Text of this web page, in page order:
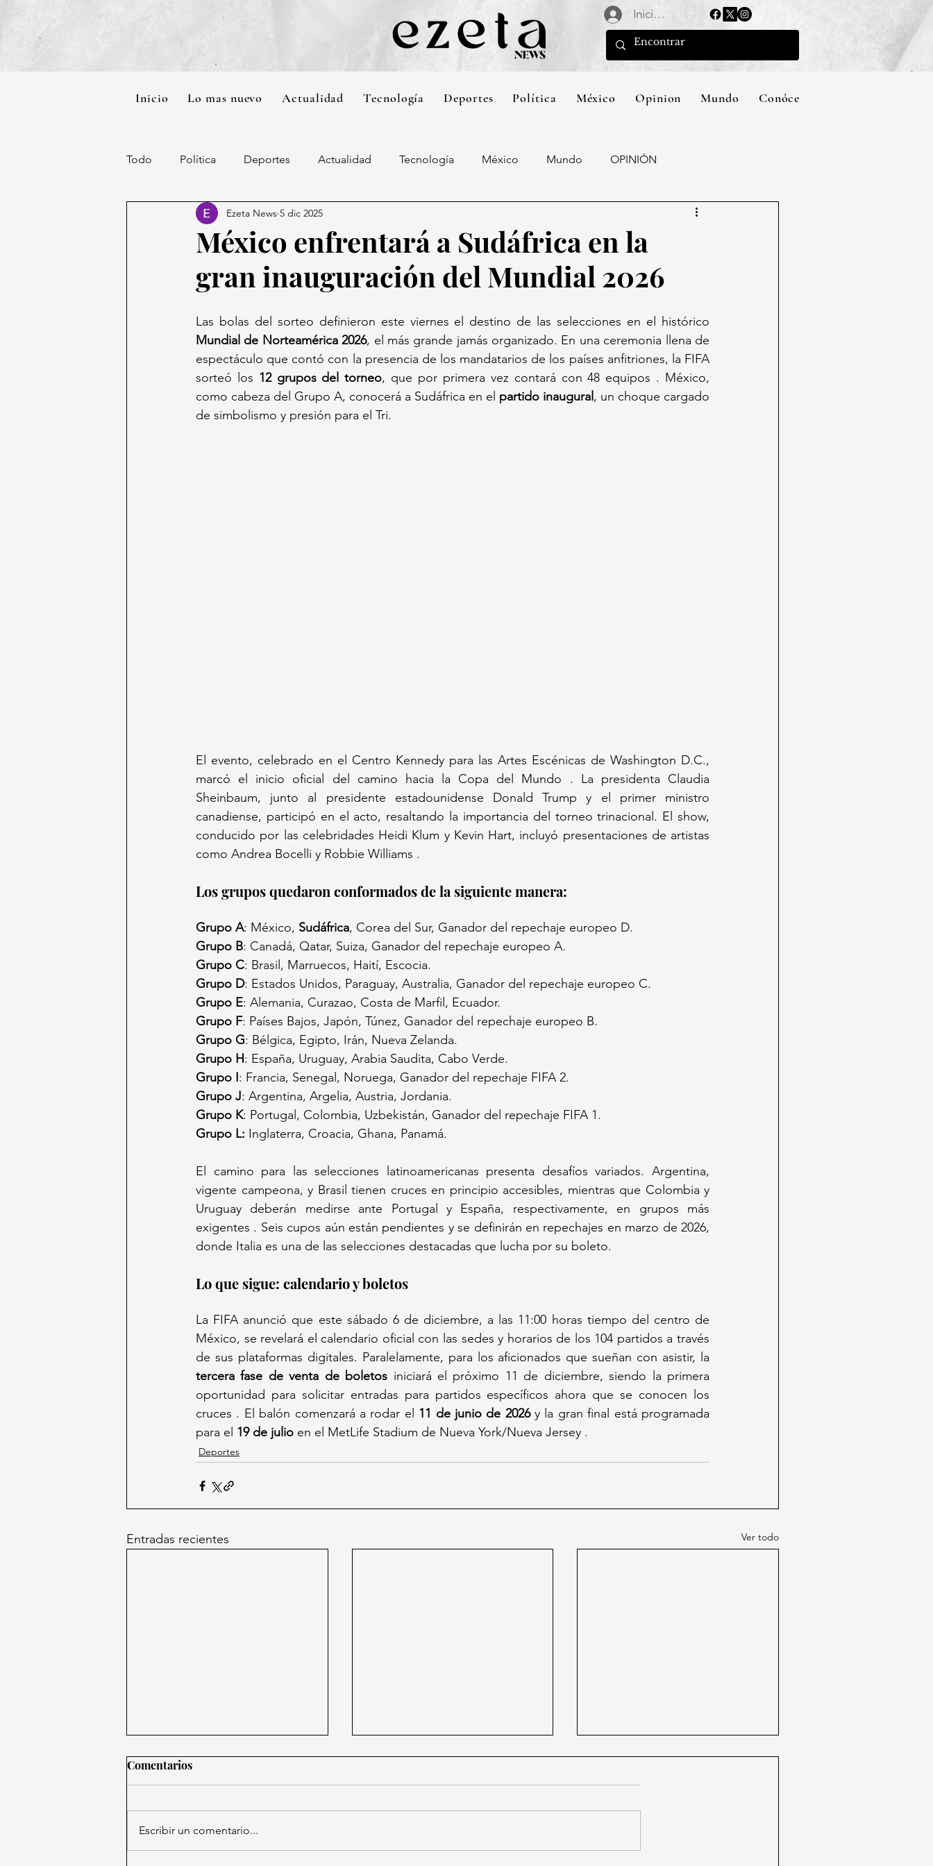
Iniciar sesión
Inicio Lo mas nuevo Actualidad Tecnología Deportes Política México Opinion Mundo Conócenos
Todo Política Deportes Actualidad Tecnología México Mundo OPINIÓN
México enfrentará a Sudáfrica en la
gran inauguración del Mundial 2026
Ezeta News 5 dic 2025
Mundial de Norteamérica 2026, el más grande jamás organizado. En una ceremonia llena de
espectáculo que contó con la presencia de los mandatarios de los países anfitriones, la FIFA
sorteó los 12 grupos del torneo, que por primera vez contará con 48 equipos . México,
como cabeza del Grupo A, conocerá a Sudáfrica en el partido inaugural , un choque cargado
de simbolismo y presión para el Tri.
El evento, celebrado en el Centro Kennedy para las Artes Escénicas de Washington D.C.,
marcó el inicio oficial del camino hacia la Copa del Mundo . La presidenta Claudia
Sheinbaum, junto al presidente estadounidense Donald Trump y el primer ministro
canadiense, participó en el acto, resaltando la importancia del torneo trinacional. El show,
conducido por las celebridades Heidi Klum y Kevin Hart, incluyó presentaciones de artistas
como Andrea Bocelli y Robbie Williams .
Los grupos quedaron conformados de la siguiente manera:
Grupo A: México, Sudáfrica, Corea del Sur, Ganador del repechaje europeo D.
Grupo B: Canadá, Qatar, Suiza, Ganador del repechaje europeo A.
Grupo C: Brasil, Marruecos, Haití, Escocia.
Grupo D: Estados Unidos, Paraguay, Australia, Ganador del repechaje europeo C.
Grupo E: Alemania, Curazao, Costa de Marfil, Ecuador.
Grupo F: Países Bajos, Japón, Túnez, Ganador del repechaje europeo B.
Grupo G: Bélgica, Egipto, Irán, Nueva Zelanda.
Grupo H: España, Uruguay, Arabia Saudita, Cabo Verde.
Grupo I: Francia, Senegal, Noruega, Ganador del repechaje FIFA 2.
Grupo J: Argentina, Argelia, Austria, Jordania.
Grupo K: Portugal, Colombia, Uzbekistán, Ganador del repechaje FIFA 1.
Grupo L: Inglaterra, Croacia, Ghana, Panamá.
El camino para las selecciones latinoamericanas presenta desafíos variados. Argentina,
vigente campeona, y Brasil tienen cruces en principio accesibles, mientras que Colombia y
Uruguay deberán medirse ante Portugal y España, respectivamente, en grupos más
exigentes . Seis cupos aún están pendientes y se definirán en repechajes en marzo de 2026,
donde Italia es una de las selecciones destacadas que lucha por su boleto.
Lo que sigue: calendario y boletos
La FIFA anunció que este sábado 6 de diciembre, a las 11:00 horas tiempo del centro de
México, se revelará el calendario oficial con las sedes y horarios de los 104 partidos a través
tercera fase de venta de boletos iniciará el próximo 11 de diciembre, siendo la primera
oportunidad para solicitar entradas para partidos específicos ahora que se conocen los
cruces . El balón comenzará a rodar el 11 de junio de 2026 y la gran final está programada
para el 19 de julio en el MetLife Stadium de Nueva York/Nueva Jersey .
Deportes
Entradas recientes Ver todo
Comentarios
Escribir un comentario...